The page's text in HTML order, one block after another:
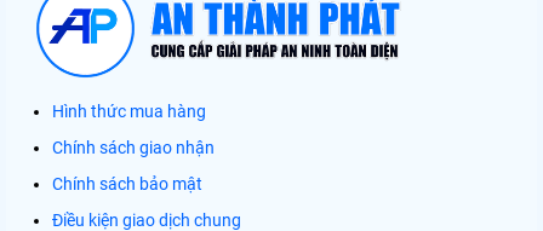
Hình thức mua hàng
Chính sách giao nhận
Chính sách bảo mật
Điều kiện giao dịch chung